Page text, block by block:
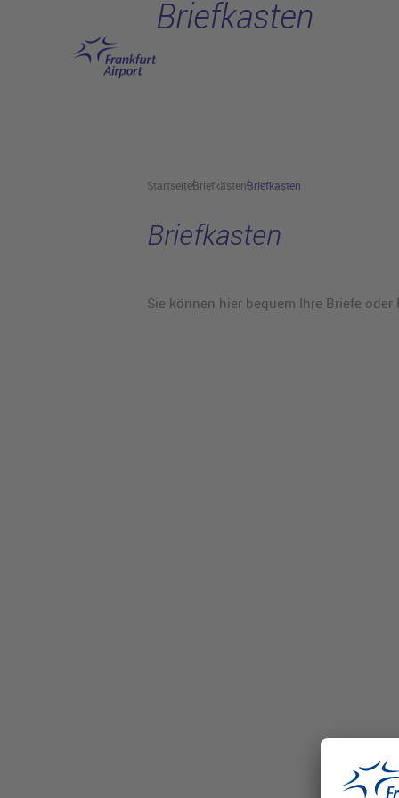
Briefkasten
StartseiteBriefkästenBriefkasten
Briefkasten
Sie können hier bequem Ihre Briefe